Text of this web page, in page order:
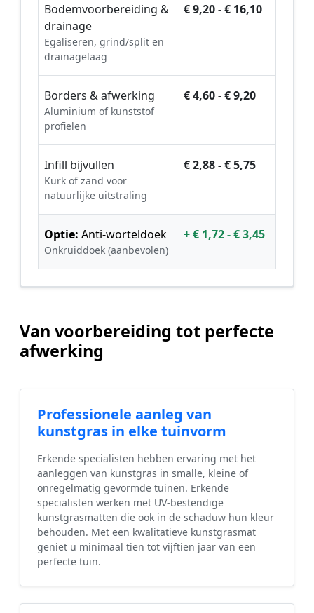
Bodemvoorbereiding &
drainage
Egaliseren, grind/split en
drainagelaag
€ 9,20 - € 16,10
Borders & afwerking
Aluminium of kunststof
profielen
€ 4,60 - € 9,20
Infill bijvullen
Kurk of zand voor
natuurlijke uitstraling
€ 2,88 - € 5,75
Optie: Anti-worteldoek
Onkruiddoek (aanbevolen)
+ € 1,72 - € 3,45
Van voorbereiding tot perfecte
afwerking
Professionele aanleg van
kunstgras in elke tuinvorm
Erkende specialisten hebben ervaring met het
aanleggen van kunstgras in smalle, kleine of
onregelmatig gevormde tuinen. Erkende
specialisten werken met UV-bestendige
kunstgrasmatten die ook in de schaduw hun kleur
behouden. Met een kwalitatieve kunstgrasmat
geniet u minimaal tien tot vijftien jaar van een
perfecte tuin.